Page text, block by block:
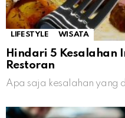
LIFESTYLE WISATA
Hindari 5 Kesalahan
Restoran
Apa saja kesalahan yang